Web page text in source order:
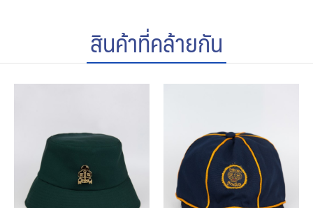
สินค้าที่คล้ายกัน